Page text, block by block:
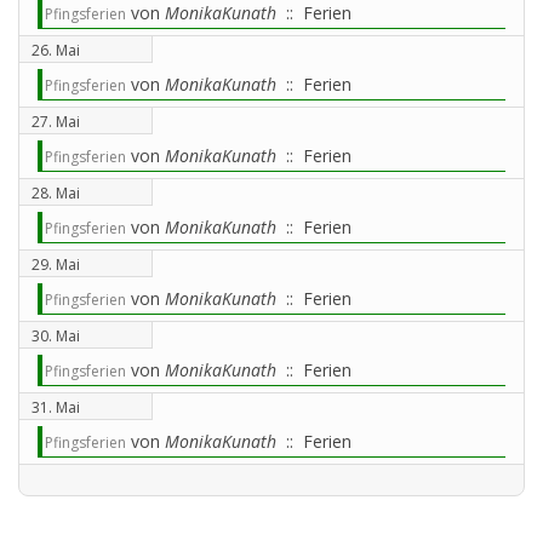
Pfingsferien von MonikaKunath :: Ferien
26. Mai
Pfingsferien von MonikaKunath :: Ferien
27. Mai
Pfingsferien von MonikaKunath :: Ferien
28. Mai
Pfingsferien von MonikaKunath :: Ferien
29. Mai
Pfingsferien von MonikaKunath :: Ferien
30. Mai
Pfingsferien von MonikaKunath :: Ferien
31. Mai
Pfingsferien von MonikaKunath :: Ferien